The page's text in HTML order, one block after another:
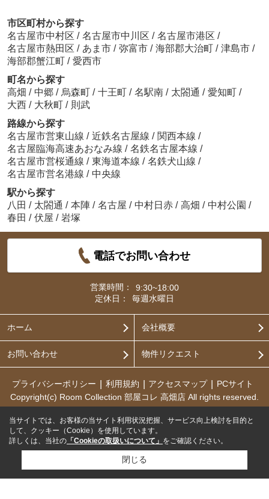
市区町村から探す
名古屋市中村区 / 名古屋市中川区 / 名古屋市港区 /
名古屋市熱田区 / あま市 / 弥富市 / 海部郡大治町 / 津島市 /
海部郡蟹江町
/ 愛西市
町名から探す
高畑 / 中郷 / 烏森町 / 十王町 / 名駅南 / 太閤通 / 愛知町 /
大西 / 大秋町 / 則武
路線から探す
名古屋市営東山線 / 近鉄名古屋線 / 関西本線 /
名古屋臨海高速あおなみ線 / 名鉄名古屋本線 /
名古屋市営桜通線 / 東海道本線 / 名鉄犬山線 /
名古屋市営名港線 / 中央線
駅から探す
八田 / 太閤通 / 本陣 / 名古屋 / 中村日赤 / 高畑 / 中村公園 /
春田 / 伏屋 / 岩塚
電話でお問い合わせ
営業時間：
9:30~18:00
定休日：
毎週水曜日
ホーム 会社概要
お問い合わせ 物件リクエスト
プライバシーポリシー 利用規約 アクセスマップ
PCサイト
Copyright(c) Room Collection 部屋コレ 高畑店 All rights reserved.
当サイトでは、お客様の当サイト利用状況把握、サービス向上検討を目的と
して、クッキー（Cookie）を使用しています。
詳しくは、当社の 「Cookieの取扱いについて」 をご確認ください。
閉じる